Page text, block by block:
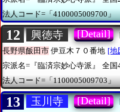
法人コード=「4100005009700」
12 興徳寺 [Detail]
長野県飯田市 伊豆木７０番地 [地
宗派名=『臨済宗妙心寺派』
全国
法人コード=「1100005009703」
13 玉川寺 [Detail]